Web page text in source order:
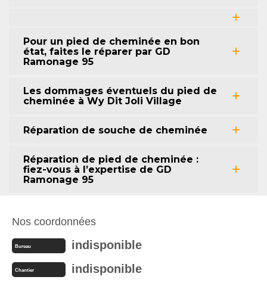
Pour un pied de cheminée en bon
état, faites le réparer par GD
Ramonage 95
Les dommages éventuels du pied de
cheminée à Wy Dit Joli Village
Réparation de souche de cheminée
Réparation de pied de cheminée :
fiez-vous à l’expertise de GD
Ramonage 95
Nos coordonnées
Bureau indisponible
Chantier indisponible